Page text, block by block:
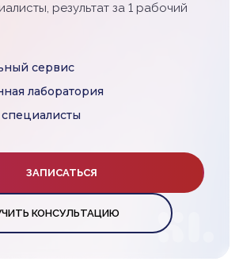
результат за 1 рабочий
сервис
лаборатория
ЗАПИСАТЬСЯ
КОНСУЛЬТАЦИЮ